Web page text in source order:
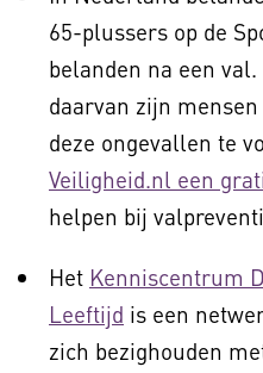
65-plussers op de
belanden na een
daarvan zijn
deze ongevallen te
Veiligheid.nl een
helpen bij
Het Kenniscentrum
Leeftijd is een
zich bezighouden